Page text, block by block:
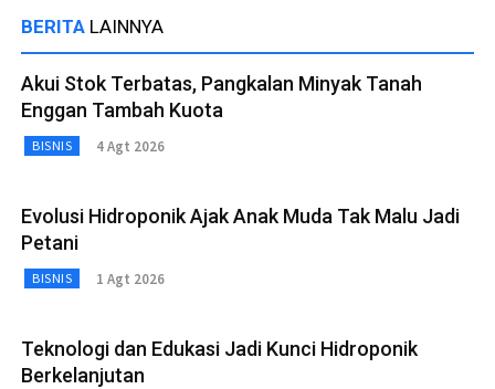
BERITA LAINNYA
Akui Stok Terbatas, Pangkalan Minyak Tanah
Enggan Tambah Kuota
BISNIS 4 Agt 2026
Evolusi Hidroponik Ajak Anak Muda Tak Malu Jadi
Petani
BISNIS 1 Agt 2026
Teknologi dan Edukasi Jadi Kunci Hidroponik
Berkelanjutan